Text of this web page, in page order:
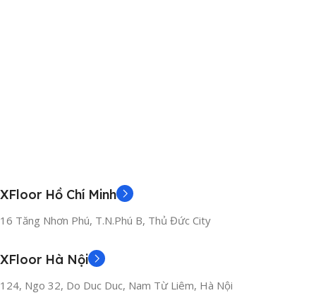
XFloor Hồ Chí Minh
16 Tăng Nhơn Phú, T.N.Phú B, Thủ Đức City
XFloor Hà Nội
124, Ngo 32, Do Duc Duc, Nam Từ Liêm, Hà Nội